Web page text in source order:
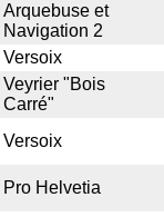
Arquebuse et
Navigation 2
Versoix
Veyrier "Bois
Carré"
Versoix
Pro Helvetia